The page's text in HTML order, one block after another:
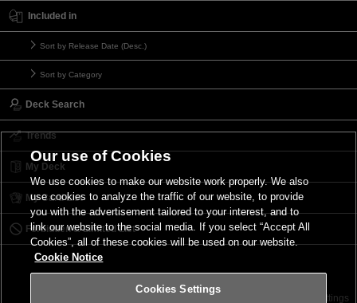
Included in
Sort by Release Date (Desc.)
Sort by Category
Deck Search
Trends
My Deck
My Card List
Forbidden & Limited List
Terms of Use Cookies Settings
Our use of Cookies
We use cookies to make our website work properly. We also
use cookies to analyze the traffic of our website, to provide
you with the advertisement tailored to your interest, and to
link our website to the social media. If you select “Accept All
Cookies”, all of these cookies will be used on our website.
Cookie Notice
Cookies Settings